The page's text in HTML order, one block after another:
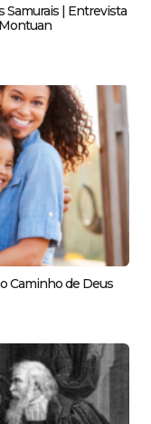
Samurais | Entrevista
Caminho de Deus